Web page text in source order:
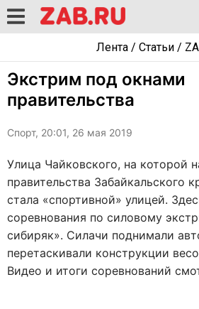
Лента/ Статьи/
Экстрим под окнами
правительства
Спорт, 20:01, 26 мая 2019
Улица Чайковского, на которой
правительства Забайкальского
стала «спортивной» улицей.
соревнования по силовому
сибиряк». Силачи поднимали
перетаскивали конструкции
Видео и итоги соревнований